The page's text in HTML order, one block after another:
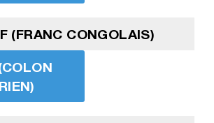
(FRANC CONGOLAIS)